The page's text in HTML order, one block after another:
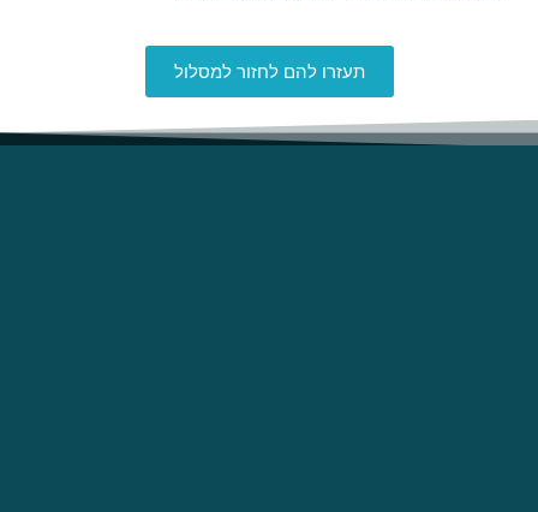
תעזרו להם לחזור למסלול